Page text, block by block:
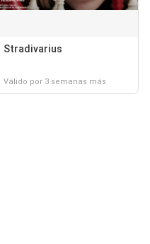
Stradivarius
Válido por 3 semanas más